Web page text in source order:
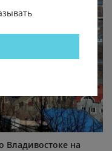
Владивостоке на